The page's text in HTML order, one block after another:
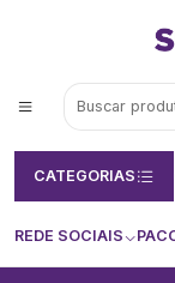
CATEGORIAS
REDE SOCIAIS